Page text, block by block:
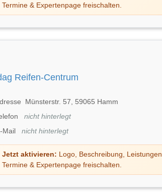
Termine & Expertenpage freischalten.
Reifen-Centrum
Münsterstr. 57, 59065 Hamm
nicht hinterlegt
Mail
nicht hinterlegt
Jetzt aktivieren: Logo, Beschreibung, Leistungen,
Termine & Expertenpage freischalten.